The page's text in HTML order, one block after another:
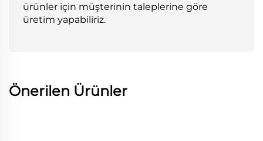
ürünler için müşterinin taleplerine göre
üretim yapabiliriz.
Önerilen Ürünler